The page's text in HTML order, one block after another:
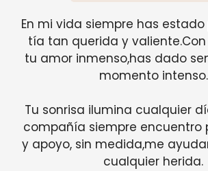
En mi vida siempre has
tía tan querida y
tu amor inmenso,has dado
momento intenso.
Tu sonrisa ilumina cualquier
compañía siempre encuentro
y apoyo, sin medida,me
cualquier herida.